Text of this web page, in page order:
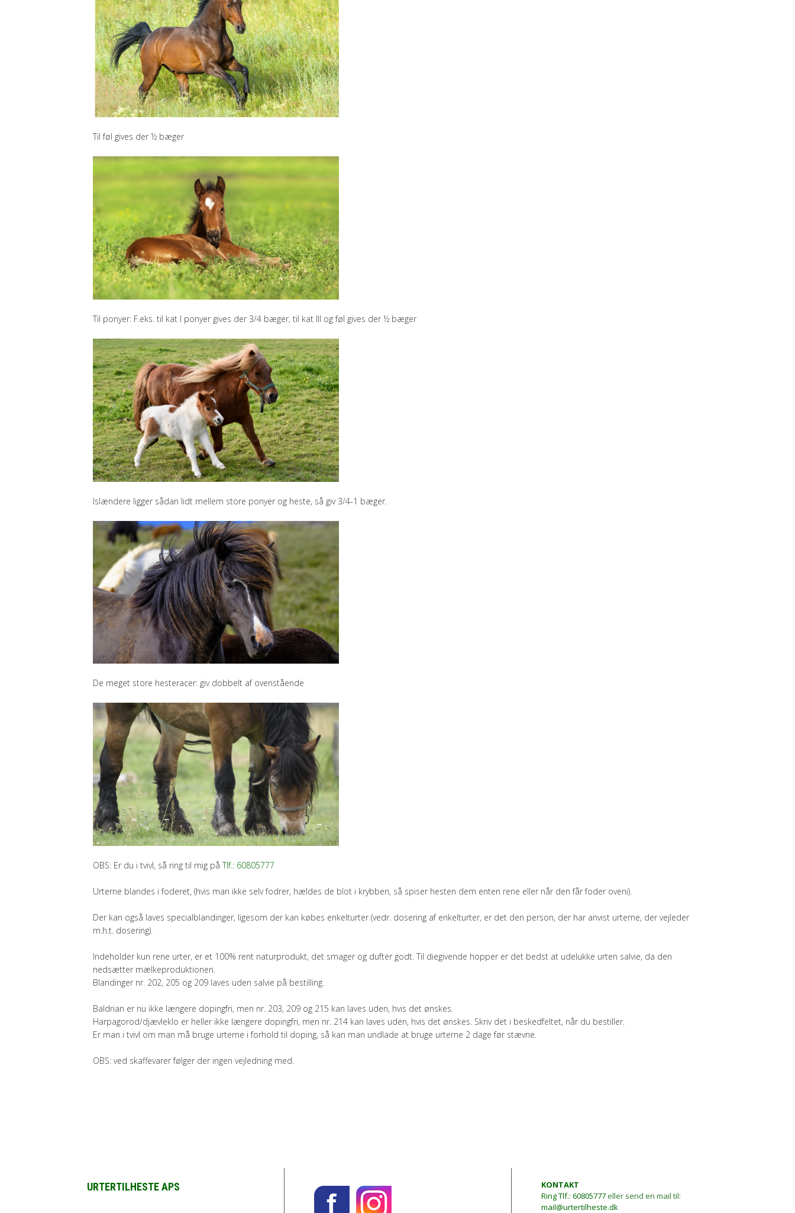
Til føl gives der ½ bæger
Til ponyer: F.eks. til kat I ponyer gives der 3/4 bæger, til kat III og føl gives der ½ bæger
Islændere ligger sådan lidt mellem store ponyer og heste, så giv 3/4-1 bæger.
De meget store hesteracer: giv dobbelt af ovenstående
OBS: Er du i tvivl, så ring til mig påTlf.: 60805777
Urterne blandes i foderet, (hvis man ikke selv fodrer, hældes de blot i krybben, så spiser hesten dem enten rene eller når den får foder oveni).
Der kan også laves specialblandinger, ligesom der kan købes enkelturter (vedr. dosering af enkelturter, er det den person, der har anvist urterne, der vejleder
m.h.t. dosering).
Indeholder kun rene urter, er et 100% rent naturprodukt, det smager og dufter godt. Til diegivende hopper er det bedst at udelukke urten salvie, da den
nedsætter mælkeproduktionen.
Blandinger nr. 202, 205 og 209 laves uden salvie på bestilling.
Baldrian er nu ikke længere dopingfri, men nr. 203, 209 og 215 kan laves uden, hvis det ønskes.
Harpagorod/djævleklo er heller ikke længere dopingfri, men nr. 214 kan laves uden, hvis det ønskes. Skriv det i beskedfeltet, når du bestiller.
Er man i tvivl om man må bruge urterne i forhold til doping, så kan man undlade at bruge urterne 2 dage før stævne.
OBS: ved skaffevarer følger der ingen vejledning med.
URTERTILHESTE APS
KONTAKT
RingTlf.: 60805777eller send en mail til:
mail@urtertilheste.dk